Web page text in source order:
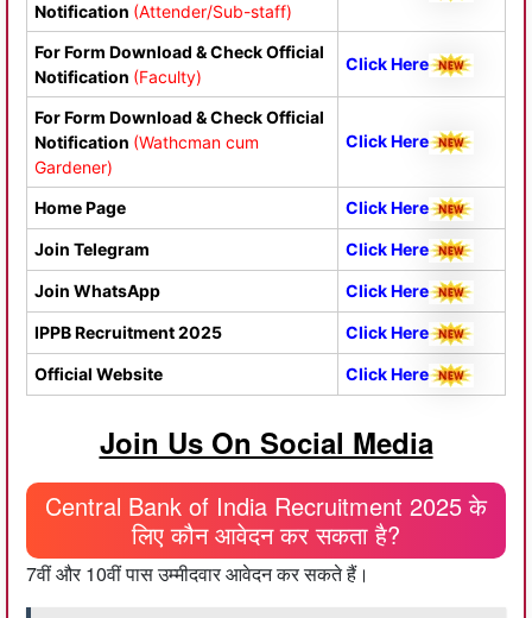
Notification (Attender/Sub-staff)
For Form Download & Check Official
Notification (Faculty)
Click Here
For Form Download & Check Official
Notification (Wathcman cum
Gardener)
Click Here
Home Page Click Here
Join Telegram Click Here
Join WhatsApp ClickHere
IPPB Recruitment 2025 Click Here
Official Website Click Here
Join Us On Social Media
Central Bank of India Recruitment 2025 के
लिए कौन आवेदन कर सकता है?
7वीं और 10वीं पास उम्मीदवार आवेदन कर सकते हैं।